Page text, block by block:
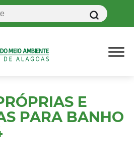
E
PARA BANHO